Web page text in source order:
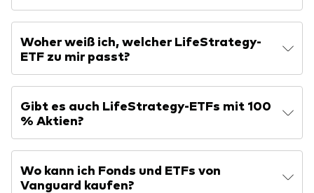
Woher weiß ich, welcher LifeStrategy-
ETF zu mir passt?
Gibt es auch LifeStrategy-ETFs mit 100
% Aktien?
Wo kann ich Fonds und ETFs von
Vanguard kaufen?